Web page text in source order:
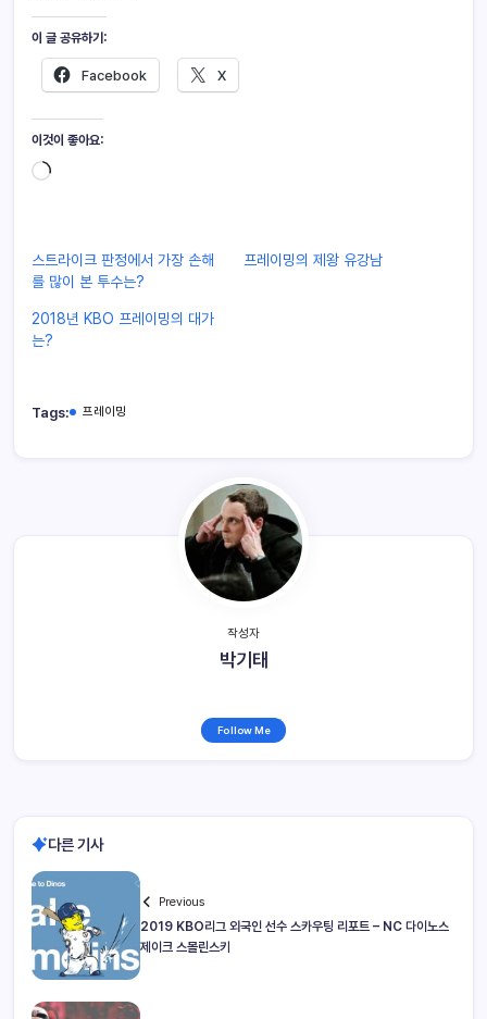
이 글 공유하기:
Facebook X
이것이 좋아요:
스트라이크 판정에서 가장 손해
를 많이 본 투수는?
프레이밍의 제왕 유강남
2018년 KBO 프레이밍의 대가
는?
Tags: 프레이밍
작성자
박기태
Follow Me
다른 기사
Previous
2019 KBO리그 외국인 선수 스카우팅 리포트 – NC 다이노스
제이크 스몰린스키